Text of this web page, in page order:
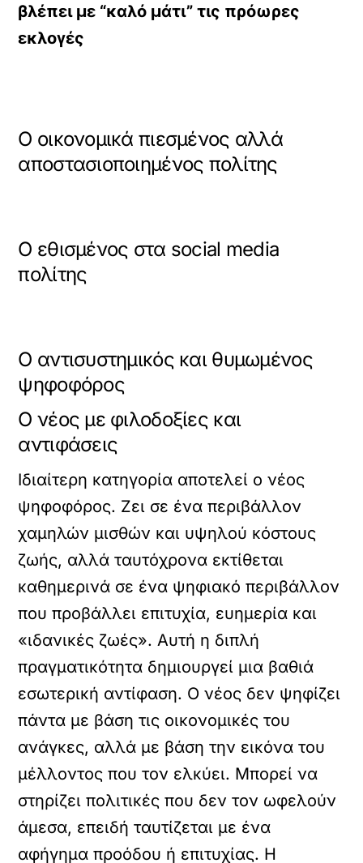
βλέπει με “καλό μάτι” τις πρόωρες
εκλογές
Ο οικονομικά πιεσμένος αλλά
αποστασιοποιημένος πολίτης
Ο εθισμένος στα social media
πολίτης
Ο αντισυστημικός και θυμωμένος
ψηφοφόρος
Ο νέος με φιλοδοξίες και
αντιφάσεις
Ιδιαίτερη κατηγορία αποτελεί ο νέος
ψηφοφόρος. Ζει σε ένα περιβάλλον
χαμηλών μισθών και υψηλού κόστους
ζωής, αλλά ταυτόχρονα εκτίθεται
καθημερινά σε ένα ψηφιακό περιβάλλον
που προβάλλει επιτυχία, ευημερία και
«ιδανικές ζωές». Αυτή η διπλή
πραγματικότητα δημιουργεί μια βαθιά
εσωτερική αντίφαση. Ο νέος δεν ψηφίζει
πάντα με βάση τις οικονομικές του
ανάγκες, αλλά με βάση την εικόνα του
μέλλοντος που τον ελκύει. Μπορεί να
στηρίζει πολιτικές που δεν τον ωφελούν
άμεσα, επειδή ταυτίζεται με ένα
αφήγημα προόδου ή επιτυχίας. Η